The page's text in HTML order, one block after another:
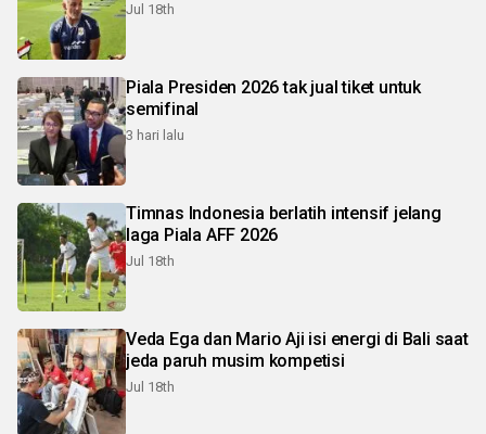
Jul 18th
Piala Presiden 2026 tak jual tiket untuk
semifinal
3 hari lalu
Timnas Indonesia berlatih intensif jelang
laga Piala AFF 2026
Jul 18th
Veda Ega dan Mario Aji isi energi di Bali saat
jeda paruh musim kompetisi
Jul 18th